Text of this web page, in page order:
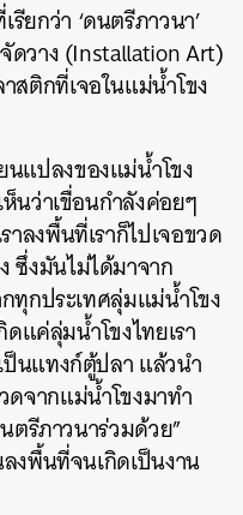
ยกว่า ‘ดนตรีภาวนา’
ดวาง (Installation Art)
สติกที่เจอในแม่น้ำโขง
นแปลงของแม่น้ำโขง
นว่าเขื่อนกำลังค่อยๆ
ลงพื้นที่เราก็ไปเจอขวด
ซึ่งมันไม่ได้มาจาก
ทุกประเทศลุ่มแม่น้ำโขง
ดแค่ลุ่มน้ำโขงไทยเรา
ป็นแทงก์ตู้ปลา แล้วนำ
จากแม่น้ำโขงมาทำ
ตรีภาวนาร่วมด้วย”
งพื้นที่จนเกิดเป็นงาน